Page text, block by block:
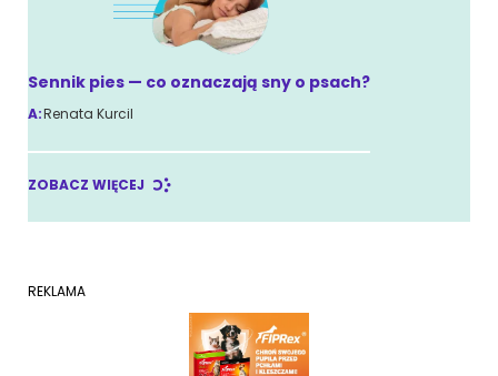
Sennik pies — co oznaczają sny o psach?
A:Renata Kurcil
ZOBACZ WIĘCEJ
REKLAMA